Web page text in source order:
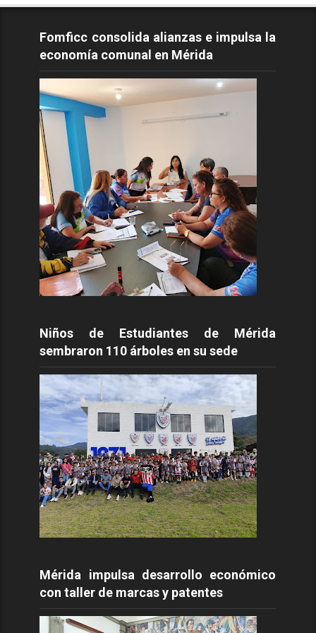
Fomficc consolida alianzas e impulsa la
economía comunal en Mérida
Niños de Estudiantes de Mérida
sembraron 110 árboles en su sede
Mérida impulsa desarrollo económico
con taller de marcas y patentes